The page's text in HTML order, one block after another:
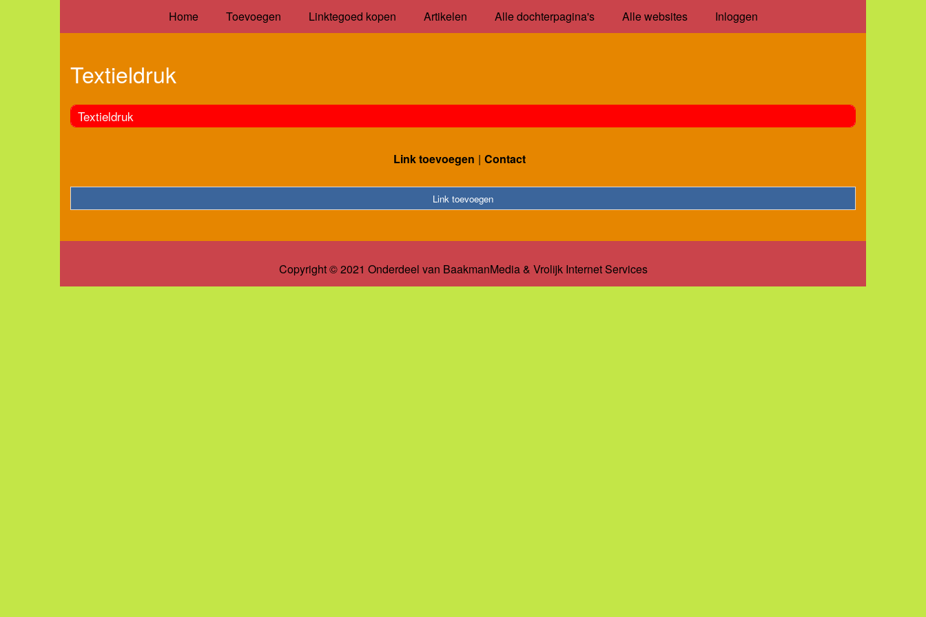
Home Toevoegen Linktegoed kopen Artikelen Alle dochterpagina's Alle websites Inloggen
Textieldruk
Textieldruk
Link toevoegen Contact
Link toevoegen
Copyright © 2021 Onderdeel van BaakmanMedia& Vrolijk Internet Services